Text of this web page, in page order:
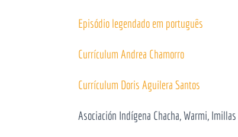
Episódio legendado em português
Currículum Andrea Chamorro
Currículum Doris Aguilera Santos
Asociación Indígena Chacha, Warmi,